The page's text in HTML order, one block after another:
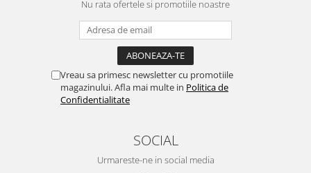
Nu rata ofertele si promotiile noastre
Vreau sa primesc newsletter cu promotiile
magazinului. Afla mai multe in Politica de
Confidentialitate
SOCIAL
Urmareste-ne in social media